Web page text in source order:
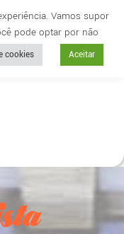
anuncie
Vamos supor
pode optar por não
cookies Aceitar